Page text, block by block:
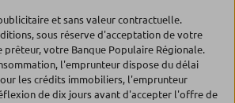
et sans valeur contractuelle.
sous réserve d'acceptation de votre
votre Banque Populaire Régionale.
l'emprunteur dispose du délai
les crédits immobiliers, l'emprunteur
de dix jours avant d'accepter l'offre de